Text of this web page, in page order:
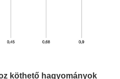
köthető hagyományok